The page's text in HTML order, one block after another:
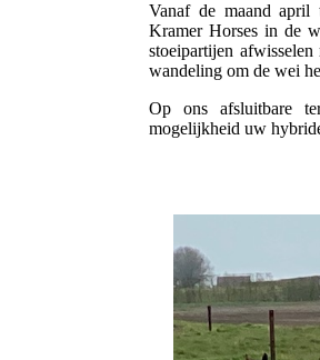
Vanaf de maand april
Kramer Horses in de
stoeipartijen
wandeling om de wei
Op ons afsluitbare
mogelijkheid uw